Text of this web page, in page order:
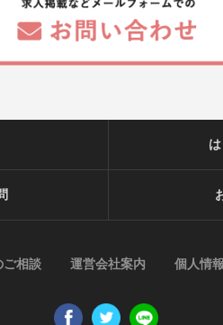
ご相談 運営会社案内 個人情